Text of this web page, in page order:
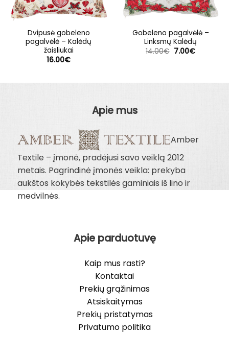
Dvipusė gobeleno
pagalvėlė – Kalėdų
žaisliukai
16.00€
Gobeleno pagalvėlė –
Linksmų Kalėdų
14.00€ Original
7.00€Current
Apie mus
Amber
Textile – įmonė, pradėjusi savo veiklą 2012
metais. Pagrindinė įmonės veikla: prekyba
aukštos kokybės tekstilės gaminiais iš lino ir
medvilnės.
Apie parduotuvę
Kaip mus rasti?
Kontaktai
Prekių grąžinimas
Atsiskaitymas
Prekių pristatymas
Privatumo politika